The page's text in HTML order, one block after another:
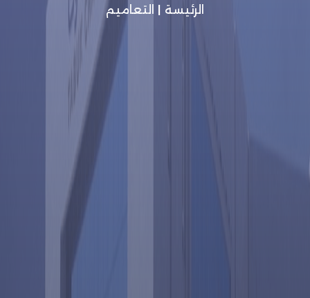
الرئيسة التعاميم